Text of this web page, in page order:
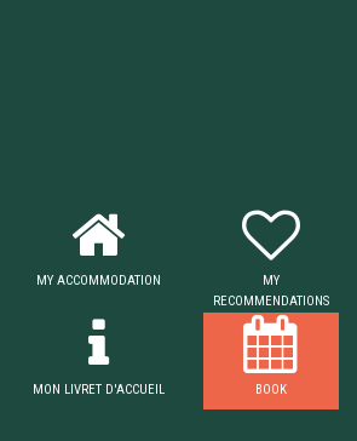
MY ACCOMMODATION
MY
RECOMMENDATIONS
MON LIVRET D'ACCUEIL BOOK